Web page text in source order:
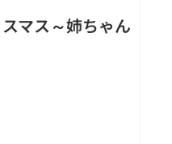
マス～姉ちゃん